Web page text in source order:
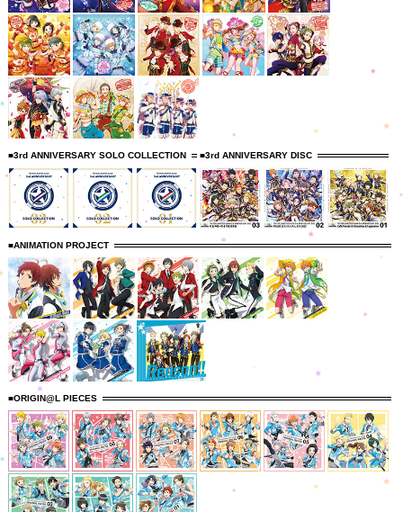
■3rd ANNIVERSARY SOLO COLLECTION ■3rd ANNIVERSARY DISC
■ANIMATION PROJECT
■ORIGIN@L PIECES